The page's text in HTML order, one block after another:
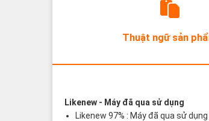
Thuật ngữ sản
Likenew- Máy đã qua sử dụng
Likenew 97% : Máy đã qua sử